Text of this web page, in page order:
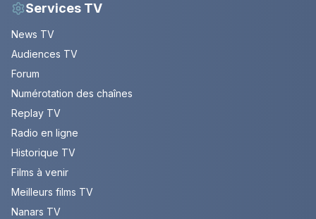
Services TV
News TV
Audiences TV
Forum
Numérotation des chaînes
Replay TV
Radio en ligne
Historique TV
Films à venir
Meilleurs films TV
Nanars TV